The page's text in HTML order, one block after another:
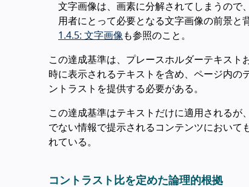
文字画像は、画素に分解されてしまうので
用者にとって必要となる文字画像の前景と
1.4.5: 文字画像 も参照のこと。
この達成基準は、プレースホルダーテキスト
時に表示されるテキストを含め、ページ内の
ントラストを提供する必要がある。
この達成基準はテキストだけに適用されるが
でない情報で提示されるコンテンツにおいて
れている。
コントラスト比を定めた論理的根拠